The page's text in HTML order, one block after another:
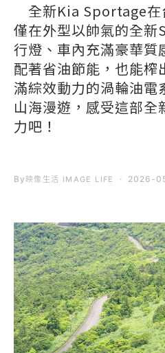
全新Kia Sportage在
僅在外型以帥氣的全新
行燈、車內充滿豪華質
配著省油節能，也能
滿綜效動力的渦輪油電
山海漫遊，感受這部
力吧！
By 映像生活 IMAGE LIFE 2026-